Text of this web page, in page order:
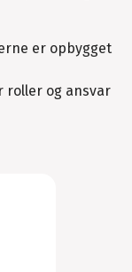
er opbygget
roller og ansvar